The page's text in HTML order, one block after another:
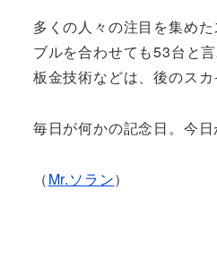
多くの人々の注目を集め
ブルを合わせても53台と
板金技術などは、後のス
毎日が何かの記念日。今
（Mr.ソラン）